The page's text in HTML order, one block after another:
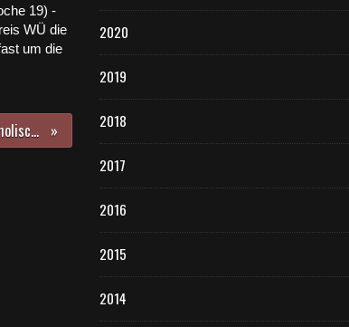
19) -
WÜ die
um die
Weihnachtsprogramm der katholischen Gemeinden in Veitshöchheim bis Dreikönig
2020
2019
2018
2017
2016
2015
2014